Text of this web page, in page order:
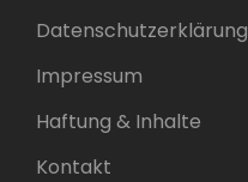
Datenschutzerklärung
Impressum
Haftung & Inhalte
Kontakt